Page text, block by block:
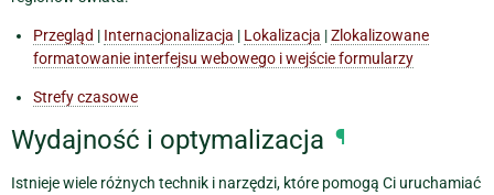
Przegląd | Internacjonalizacja | Lokalizacja |Zlokalizowane
formatowanie interfejsu webowego i wejście formularzy
Strefy czasowe
Wydajność i optymalizacja ¶
Istnieje wiele różnych technik i narzędzi, które pomogą Ci uruchamiać